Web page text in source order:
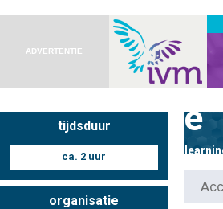
Nascholingen op locatie (agenda)
Nascholingen online (elearning)
ADVERTENTIE
tijdsduur
ca. 2 uur
organisatie
e